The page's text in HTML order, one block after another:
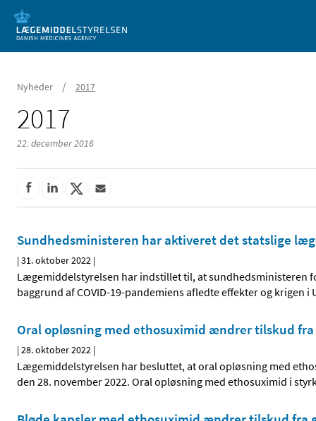
Mobil visning
Nyheder / 2017
2017
22. december 2016
Sundhedsministeren har aktiveret det statslige
|31. oktober 2022 |
Lægemiddelstyrelsen har indstillet til, at sundhedsministeren
baggrund af COVID-19-pandemiens afledte effekter og
Oral opløsning med ethosuximid ændrer tilskud
|28. oktober 2022 |
Lægemiddelstyrelsen har besluttet, at oral opløsning med
den 28. november 2022. Oral opløsning med ethosuximid i